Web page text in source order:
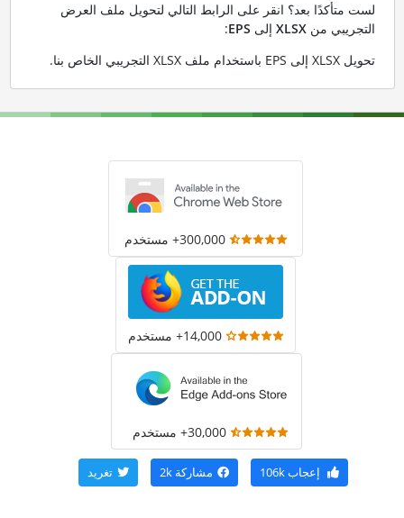
لست متأكدًا بعد؟ انقر على الرابط التالي لتحويل ملف العرض
التجريبي من XLSXإلى EPS
:
تحويل XLSX إلى EPS باستخدام ملف XLSX التجريبي الخاص بنا
.
300,000+ مستخدم
14,000+ مستخدم
30,000+ مستخدم
إعجاب106k مشاركة 2k تغريد